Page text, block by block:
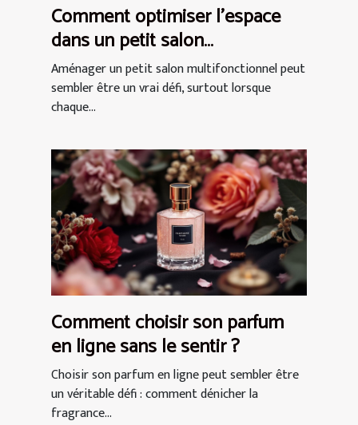
Comment optimiser l'espace
dans un petit salon
multifonctionnel ?
Aménager un petit salon multifonctionnel peut
sembler être un vrai défi, surtout lorsque
chaque...
Comment choisir son parfum
en ligne sans le sentir ?
Choisir son parfum en ligne peut sembler être
un véritable défi : comment dénicher la
fragrance...